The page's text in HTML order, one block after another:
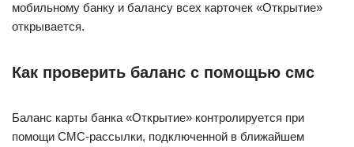
мобильному банку и балансу всех карточек «Открытие»
открывается.
Как проверить баланс с помощью смс
Баланс карты банка «Открытие» контролируется при
помощи СМС-рассылки, подключенной в ближайшем